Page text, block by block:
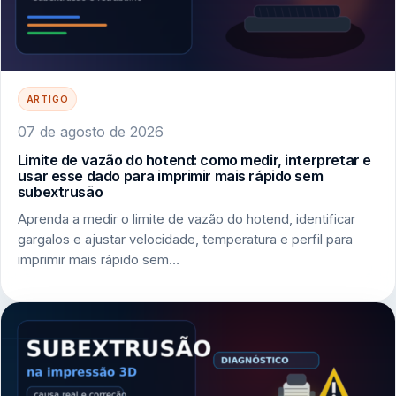
ARTIGO
07 de agosto de 2026
Limite de vazão do hotend: como medir, interpretar e
usar esse dado para imprimir mais rápido sem
subextrusão
Aprenda a medir o limite de vazão do hotend, identificar
gargalos e ajustar velocidade, temperatura e perfil para
imprimir mais rápido sem…